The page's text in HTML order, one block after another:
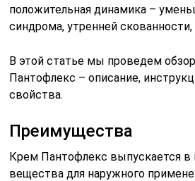
положительная динамика –
синдрома, утренней скованности,
В этой статье мы проведем
Пантофлекс – описание,
свойства.
Преимущества
Крем Пантофлекс выпускается в
вещества для наружного